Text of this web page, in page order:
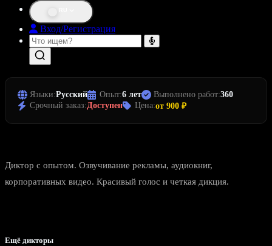
Вход/Регистрация
Языки:Русский Опыт:6 лет Выполнено работ:360
Срочный заказ:Доступен Цена:от 900 ₽
Диктор с опытом. Озвучивание рекламы, аудиокниг,
корпоративных видео. Красивый голос и четкая дикция.
Ещё дикторы